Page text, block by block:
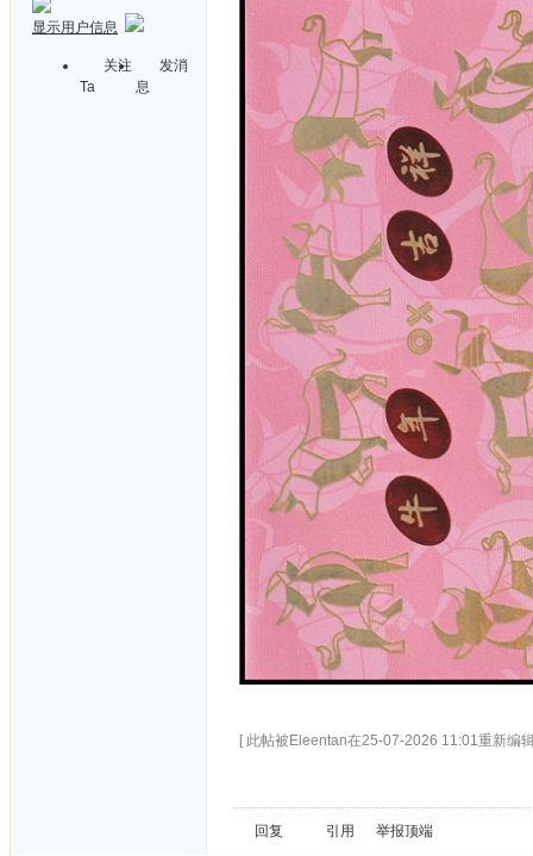
显示用户信息
关注
Ta
发消
息
[ 此帖被Eleentan在25-07-2026 11:01重新编
回复 引用 举报顶端